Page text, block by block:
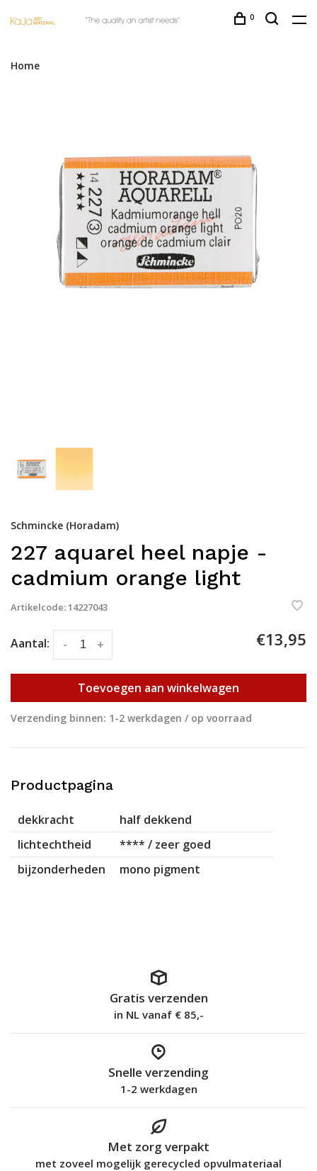
0
Home
Schmincke (Horadam)
227 aquarel heel napje -
cadmium orange light
Artikelcode:14227043
Aantal: +
- €13,95
Toevoegen aan winkelwagen
Verzending binnen: 1-2 werkdagen / op voorraad
Productpagina
dekkracht
half dekkend
lichtechtheid
**** / zeer goed
bijzonderheden
mono pigment
Gratis verzenden
in NL vanaf € 85,-
Snelle verzending
1-2 werkdagen
Met zorg verpakt
met zoveel mogelijk gerecycled opvulmateriaal